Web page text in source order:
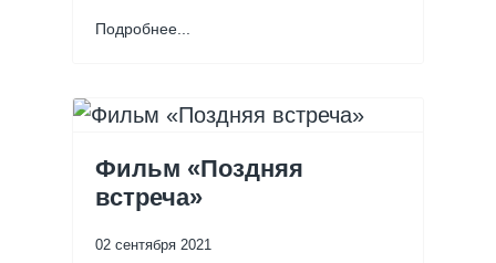
Подробнее...
Фильм «Поздняя
встреча»
02 сентября 2021